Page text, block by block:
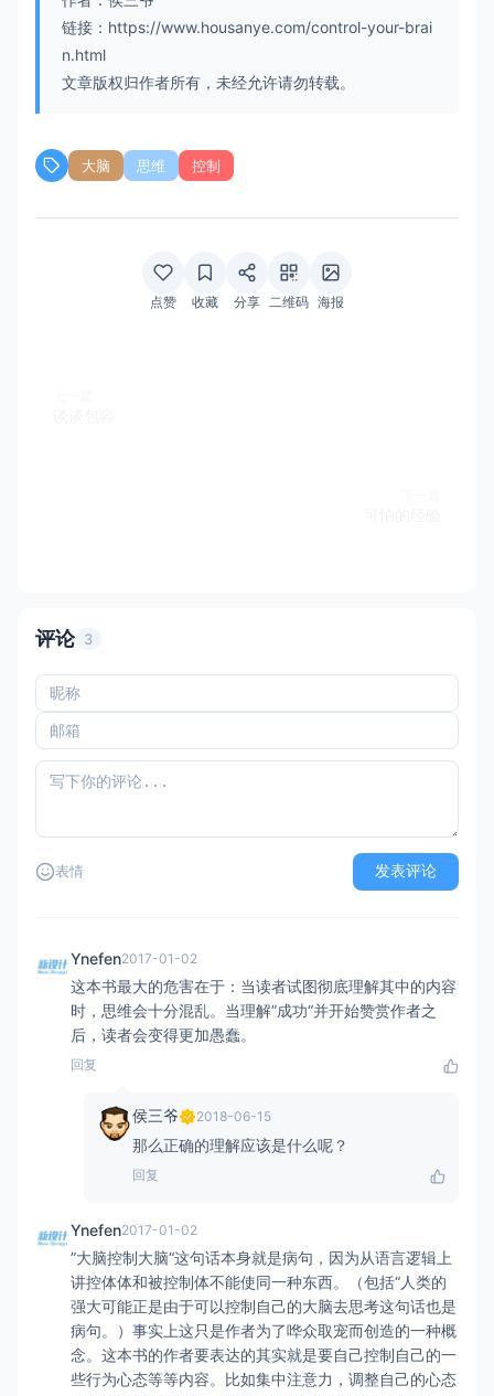
链接：https://www.housanye.com/control-your-brai
n.html
文章版权归作者所有，未经允许请勿转载。
大脑 思维 控制
点赞 收藏 分享 二维码 海报
评论 3
表情 发表评论
Ynefen2017-01-02
这本书最大的危害在于：当读者试图彻底理解其中的内容
时，思维会十分混乱。当理解”成功“并开始赞赏作者之
后，读者会变得更加愚蠢。
回复
侯三爷 2018-06-15
那么正确的理解应该是什么呢？
回复
Ynefen2017-01-02
”大脑控制大脑“这句话本身就是病句，因为从语言逻辑上
讲控体体和被控制体不能使同一种东西。（包括“人类的
强大可能正是由于可以控制自己的大脑去思考这句话也是
病句。）事实上这只是作者为了哗众取宠而创造的一种概
念。这本书的作者要表达的其实就是要自己控制自己的一
些行为心态等等内容。比如集中注意力，调整自己的心态